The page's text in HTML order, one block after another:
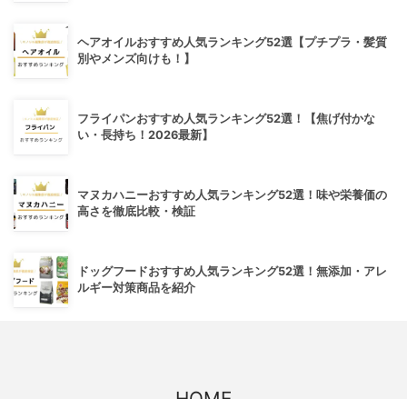
ヘアオイルおすすめ人気ランキング52選【プチプラ・髪質
別やメンズ向けも！】
フライパンおすすめ人気ランキング52選！【焦げ付かな
い・長持ち！2026最新】
マヌカハニーおすすめ人気ランキング52選！味や栄養価の
高さを徹底比較・検証
ドッグフードおすすめ人気ランキング52選！無添加・アレ
ルギー対策商品を紹介